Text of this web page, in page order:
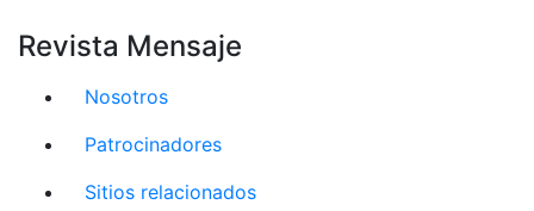
Revista Mensaje
Nosotros
Patrocinadores
Sitios relacionados